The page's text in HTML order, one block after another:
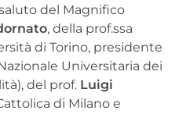
del Magnifico
, della prof.ssa
di Torino, presidente
Universitaria dei
del prof. Luigi
di Milano e